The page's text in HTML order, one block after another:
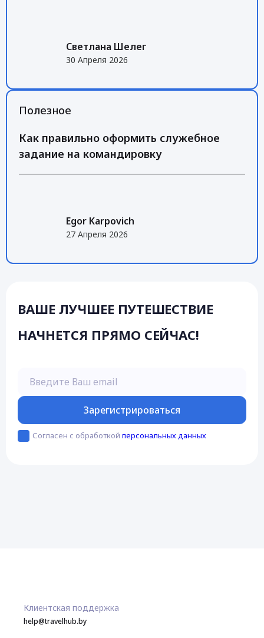
Светлана Шелег
30 Апреля 2026
Полезное
Как правильно оформить служебное
задание на командировку
Egor Karpovich
27 Апреля 2026
ВАШЕ ЛУЧШЕЕ ПУТЕШЕСТВИЕ
НАЧНЕТСЯ ПРЯМО СЕЙЧАС!
Зарегистрироваться
Согласен с обработкой персональных данных
Клиентская поддержка
help@travelhub.by